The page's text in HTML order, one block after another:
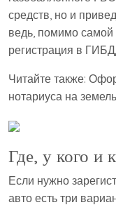
средств, но и
ведь, помимо самой
регистрация в
Читайте также:
нотариуса на
Где, у кого и
Если нужно
авто есть три